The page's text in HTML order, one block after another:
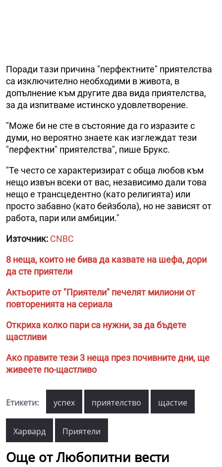
Поради тази причина "перфектните" приятелства
са изключително необходими в живота, в
допълнение към другите два вида приятелства,
за да изпитваме истинско удовлетворение.
"Може би не сте в състояние да го изразите с
думи, но вероятно знаете как изглеждат тези
"перфектни" приятелства", пише Брукс.
"Те често се характеризират с обща любов към
нещо извън всеки от вас, независимо дали това
нещо е трансцедентно (като религията) или
просто забавно (като бейзбола), но не зависят от
работа, пари или амбиции."
Източник: CNBC
8 неща, които не бива да казвате на шефа, дори
да сте приятели
Актьорите от "Приятели" печелят милиони от
повторенията на сериала
Откриха колко пари са нужни, за да бъдете
щастливи
Ако правите тези 3 неща през почивните дни, ще
живеете по-щастливо
Етикети: успех приятелство щастие
Харвард Приятели
Още от Любопитни вести